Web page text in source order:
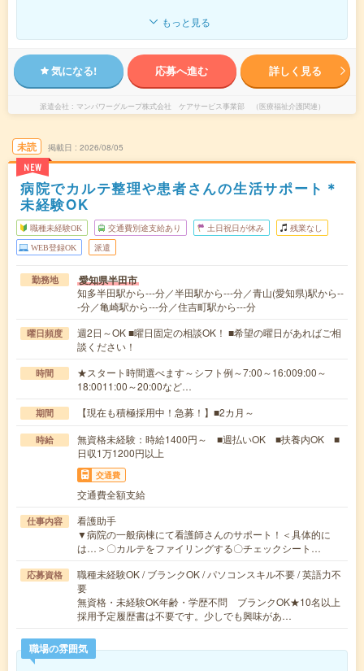
もっと見る
気になる! 応募へ進む 詳しく見る
派遣会社 マンパワーグループ株式会社 ケアサービス事業部 （医療福祉介護関連）
未読
NEW
掲載日 2026/08/05
病院でカルテ整理や患者さんの生活サポート＊
未経験OK
職種未経験OK 交通費別途支給あり 土日祝日が休み 残業なし
WEB登録OK 派遣
勤務地 愛知県半田市
知多半田駅から---分／半田駅から---分／青山(愛知県)駅から--
-分／亀崎駅から---分／住吉町駅から---分
曜日頻度
週2日～OK ■曜日固定の相談OK！ ■希望の曜日があればご相
談ください！
時間
★スタート時間選べます～シフト例～7:00～16:009:00～
18:0011:00～20:00など…
期間 【現在も積極採用中！急募！】■2カ月～
時給
無資格未経験：時給1400円～ ■週払いOK ■扶養内OK ■
日収1万1200円以上
交通費
交通費全額支給
仕事内容
看護助手
▼病院の一般病棟にて看護師さんのサポート！＜具体的に
は…＞〇カルテをファイリングする〇チェックシート…
応募資格
職種未経験OK / ブランクOK / パソコンスキル不要 / 英語力不
要
無資格・未経験OK年齢・学歴不問 ブランクOK★10名以上
採用予定履歴書は不要です。少しでも興味があ…
職場の雰囲気